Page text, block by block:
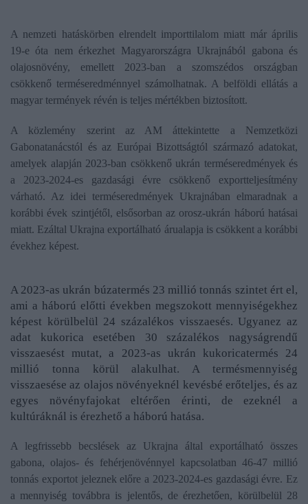
A nemzeti hatáskörben elrendelt importtilalom miatt már április
19-e óta nem érkezhet Magyarországra Ukrajnából gabona és
olajosnövény, emellett 2023-ban a szomszédos országban
csökkenő terméseredménnyel számolhatnak. A belföldi ellátás a
magyar termények révén is teljes mértékben biztosított.
A közlemény szerint az AM áttekintette a Nemzetközi
Gabonatanácstól és az Európai Bizottságtól származó adatokat,
amelyek alapján 2023-ban csökkenő ukrán terméseredmények és
a 2023-2024-es gazdasági évre csökkenő exportteljesítmény
várható. Az idei terméseredmények Ukrajnában elmaradnak a
korábbi évek szintjétől, elsősorban az orosz-ukrán háború hatásai
miatt. Ezáltal Ukrajna exportálható árualapja is csökkent a korábbi
évekhez képest.
A 2023-as ukrán búzatermés 23 millió tonnás szintet ért el,
ami a háború előtti években megszokott mennyiségekhez
képest körülbelül 24 százalékos visszaesés. Ugyanez az
adat kukorica esetében 30 százalékos nagyságrendű
visszaesést mutat, a 2023-as ukrán kukoricatermés 24
millió tonna körül alakulhat. A termésmennyiség
visszaesése az olajos növényeknél kevésbé erőteljes, és az
egyes növényfajokat eltérően érinti, de ezeknél a
kultúráknál is érezhető a háború hatása.
A legfrissebb becslések az Ukrajna által exportálható összes
gabona, olajos- és fehérjenövénnyel kapcsolatban 46-47 millió
tonnás exportot jeleznek előre a 2023-2024-es gazdasági évre. Ez
a mennyiség továbbra is jelentős, de érezhetően, körülbelül 28